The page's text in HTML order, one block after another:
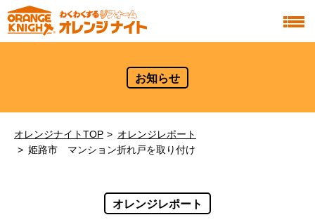
お知らせ
オレンジナイトTOP
オレンジレポート
姫路市 マンション折れ戸を取り付け
オレンジレポート